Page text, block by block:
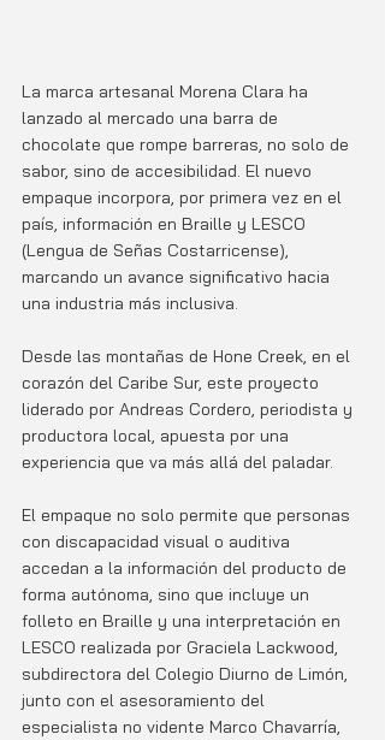
La marca artesanal Morena Clara ha
lanzado al mercado una barra de
chocolate que rompe barreras, no solo de
sabor, sino de accesibilidad. El nuevo
empaque incorpora, por primera vez en el
país, información en Braille y LESCO
(Lengua de Señas Costarricense),
marcando un avance significativo hacia
una industria más inclusiva.
Desde las montañas de Hone Creek, en el
corazón del Caribe Sur, este proyecto
liderado por Andreas Cordero, periodista y
productora local, apuesta por una
experiencia que va más allá del paladar.
El empaque no solo permite que personas
con discapacidad visual o auditiva
accedan a la información del producto de
forma autónoma, sino que incluye un
folleto en Braille y una interpretación en
LESCO realizada por Graciela Lackwood,
subdirectora del Colegio Diurno de Limón,
junto con el asesoramiento del
especialista no vidente Marco Chavarría,